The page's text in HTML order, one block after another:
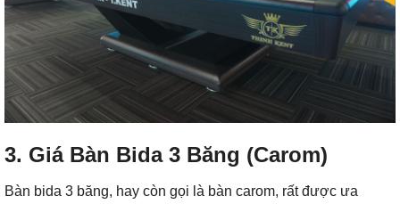
3. Giá Bàn Bida 3 Băng (Carom)
Bàn bida 3 băng, hay còn gọi là bàn carom, rất được ưa